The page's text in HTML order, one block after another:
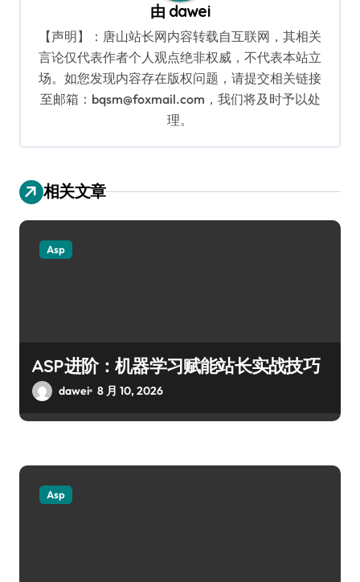
由 dawei
【声明】：唐山站长网内容转载自互联网，其相关
言论仅代表作者个人观点绝非权威，不代表本站立
场。如您发现内容存在版权问题，请提交相关链接
至邮箱：bqsm@foxmail.com，我们将及时予以处
理。
相关文章
Asp
ASP进阶：机器学习赋能站长实战技巧
dawei 8 月 10, 2026
Asp